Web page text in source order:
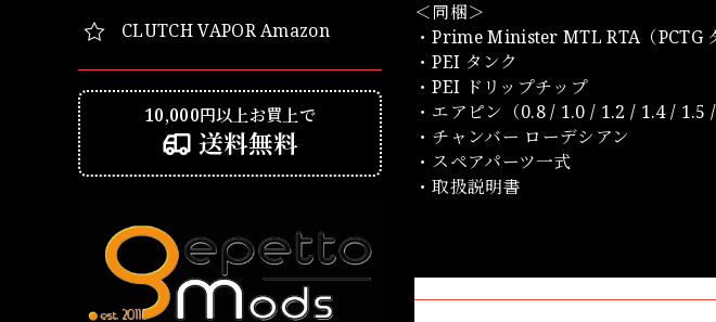
CLUTCH VAPOR Amazon
10,000円以上お買上で
送料無料
＜同梱＞
・Prime Minister MTL RTA（PCTG
・PEI タンク
・PEI ドリップチップ
・エアピン（0.8 / 1.0 / 1.2 / 1.4 / 1.5
・チャンバー ローデシアン
・スペアパーツ一式
・取扱説明書